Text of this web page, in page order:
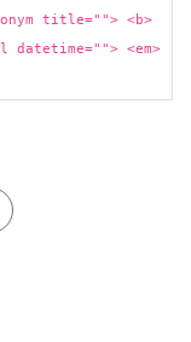
title=""> <b>
datetime=""> <em>